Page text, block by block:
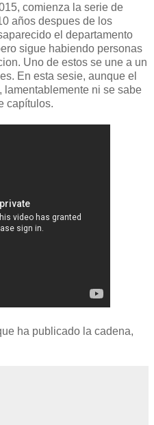
comienza la serie de
años despues de los
el departamento
sigue habiendo personas
Uno de estos se une a un
En esta sesie, aunque el
lamentablemente ni se sabe
capítulos.
ha publicado la cadena,